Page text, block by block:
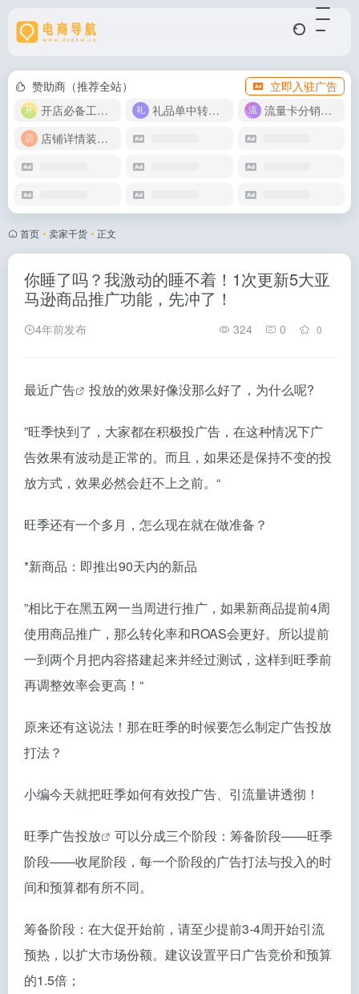
赞助商（推荐全站）
立即入驻广告
开店必备工具箱
礼品单中转同步单
流量卡分销代理
店铺详情装修模版
首页 • 卖家干货 • 正文
你睡了吗？我激动的睡不着！1次更新5大亚
马逊商品推广功能，先冲了！
4年前发布 324 0 0
最近广告 投放的效果好像没那么好了，为什么呢?
”旺季快到了，大家都在积极投广告，在这种情况下广
告效果有波动是正常的。而且，如果还是保持不变的投
放方式，效果必然会赶不上之前。“
旺季还有一个多月，怎么现在就在做准备？
*新商品：即推出90天内的新品
”相比于在黑五网一当周进行推广，如果新商品提前4周
使用商品推广，那么转化率和ROAS会更好。所以提前
一到两个月把内容搭建起来并经过测试，这样到旺季前
再调整效率会更高！“
原来还有这说法！那在旺季的时候要怎么制定广告投放
打法？
小编今天就把旺季如何有效投广告、引流量讲透彻！
旺季广告投放
可以分成三个阶段：筹备阶段——旺季
阶段——收尾阶段，每一个阶段的广告打法与投入的时
间和预算都有所不同。
筹备阶段：在大促开始前，请至少提前3-4周开始引流
预热，以扩大市场份额。建议设置平日广告竞价和预算
的1.5倍；